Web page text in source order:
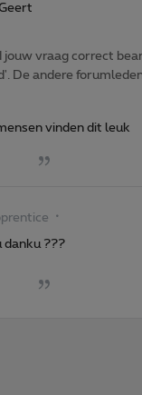
jouw vraag correct
De andere
vinden dit leuk
danku ???